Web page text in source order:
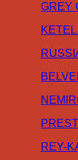
GREY
REY-